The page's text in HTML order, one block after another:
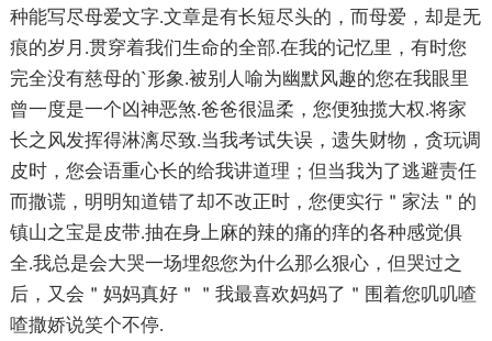
种能写尽母爱文字.文章是有长短尽头的，而母爱，却是无
痕的岁月.贯穿着我们生命的全部.在我的记忆里，有时您
完全没有慈母的`形象.被别人喻为幽默风趣的您在我眼里
曾一度是一个凶神恶煞.爸爸很温柔，您便独揽大权.将家
长之风发挥得淋漓尽致.当我考试失误，遗失财物，贪玩调
皮时，您会语重心长的给我讲道理；但当我为了逃避责任
而撒谎，明明知道错了却不改正时，您便实行＂家法＂的
镇山之宝是皮带.抽在身上麻的辣的痛的痒的各种感觉俱
全.我总是会大哭一场埋怨您为什么那么狠心，但哭过之
后，又会＂妈妈真好＂＂我最喜欢妈妈了＂围着您叽叽喳
喳撒娇说笑个不停.